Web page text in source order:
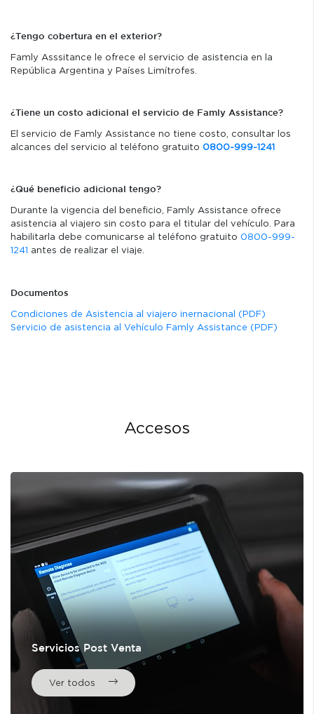
¿Tengo cobertura en el exterior?
Famly Asssitance le ofrece el servicio de asistencia en la
República Argentina y Países Limítrofes.
¿Tiene un costo adicional el servicio de Famly Assistance?
El servicio de Famly Assistance no tiene costo, consultar los
alcances del servicio al teléfono gratuito 0800-999-1241
¿Qué beneficio adicional tengo?
Durante la vigencia del beneficio, Famly Assistance ofrece
asistencia al viajero sin costo para el titular del vehículo. Para
habilitarla debe comunicarse al teléfono gratuito 0800-999-
1241 antes de realizar el viaje.
Documentos
Condiciones de Asistencia al viajero inernacional (PDF)
Servicio de asistencia al Vehículo Famly Assistance (PDF)
Accesos
Servicios Post Venta
Ver todos